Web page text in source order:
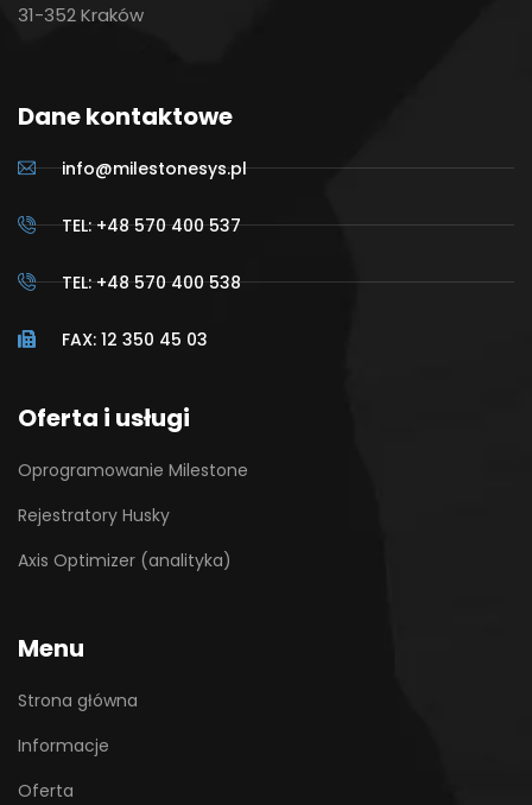
31-352 Kraków
Dane kontaktowe
info@milestonesys.pl
TEL: +48 570 400 537
TEL: +48 570 400 538
FAX: 12 350 45 03
Oferta i usługi
Oprogramowanie Milestone
Rejestratory Husky
Axis Optimizer (analityka)
Menu
Strona główna
Informacje
Oferta